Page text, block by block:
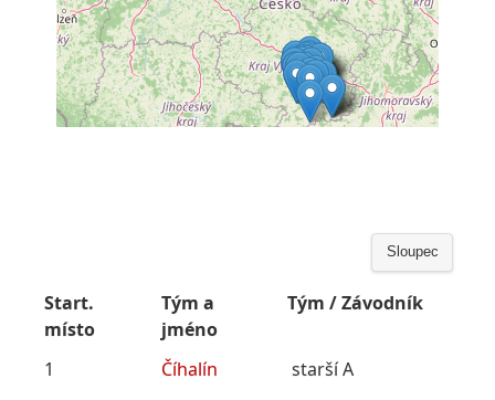
Sloupec
Start.
místo
Tým a
jméno
Tým / Závodník
1 Číhalín
starší A